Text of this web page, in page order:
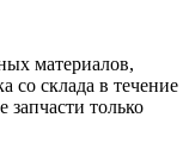
материалов,
со склада в течение
только